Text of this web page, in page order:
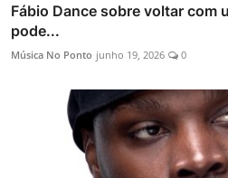
Fábio Dance sobre voltar com
pode...
Música No Ponto junho 19, 2026 0